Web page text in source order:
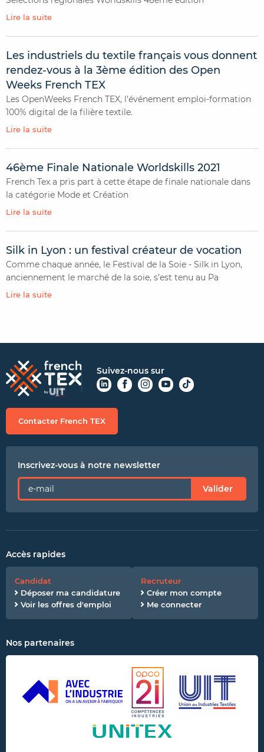
Lire la suite
Les industriels du textile français vous donnent
rendez-vous à la 3ème édition des Open
Weeks French TEX
Les OpenWeeks French TEX, l’événement emploi-formation
100% digital de la filière textile.
Lire la suite
46ème Finale Nationale Worldskills 2021
French Tex a pris part à cette étape de finale nationale dans
la catégorie Mode et Création
Lire la suite
Silk in Lyon : un festival créateur de vocation
Comme chaque année, le Festival de la Soie - Silk in Lyon,
anciennement le marché de la soie, s’est tenu au Pa
Lire la suite
Suivez-nous sur
Contacter French TEX
Inscrivez-vous à notre newsletter
Valider
Accès rapides
Candidat
Déposer ma candidature
Voir les offres d'emploi
Recruteur
Créer mon compte
Me connecter
Nos partenaires